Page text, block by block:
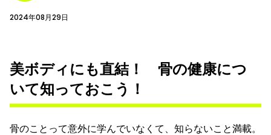
2024年08月29日
美ボディにも直結！ 骨の健康につ
いて知っておこう！
骨のことって意外に学んでいなくて、知らないこと満載。